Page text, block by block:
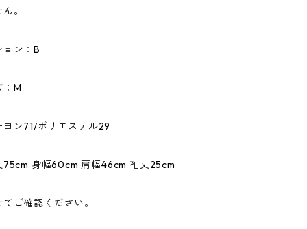
。
ン：B
M
ン71/ポリエステル29
身幅60cm 肩幅46cm 袖丈25cm
ご確認ください。